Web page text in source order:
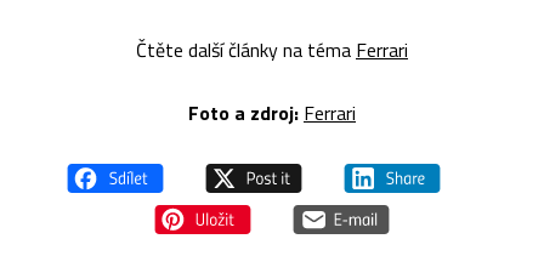
Čtěte další články na téma Ferrari
Foto a zdroj: Ferrari